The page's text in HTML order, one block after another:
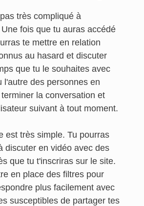
très compliqué à
fois que tu auras accédé
te mettre en relation
au hasard et discuter
que tu le souhaites avec
l'autre des personnes en
la conversation et
suivant à tout moment.
est très simple. Tu pourras
discuter en vidéo avec des
que tu t'inscriras sur le site.
en place des filtres pour
plus facilement avec
susceptibles de partager tes